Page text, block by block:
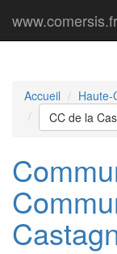
www.comersis.fr
Accueil
Haute-
CC de la